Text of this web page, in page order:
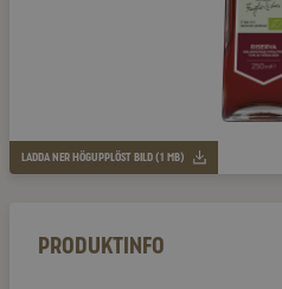
LADDA NER HÖGUPPLÖST BILD (1 MB)
Produktinfo